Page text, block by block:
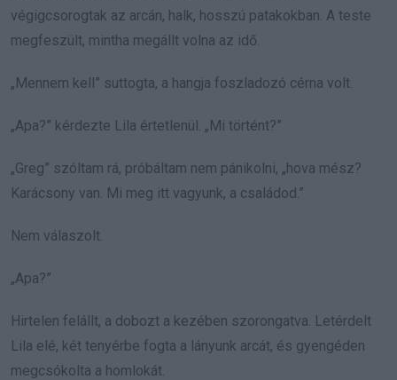
végigcsorogtak az arcán, halk, hosszú patakokban. A teste
megfeszült, mintha megállt volna az idő.
„Men­nem kell” suttogta, a hangja foszladozó cérna volt.
„Apa?” kérdezte Lila értetlenül. „Mi történt?”
„Greg” szóltam rá, próbáltam nem pánikolni, „hova mész?
Karácsony van. Mi meg itt vagyunk, a családod.”
Nem válaszolt.
„Apa?”
Hirtelen felállt, a dobozt a kezében szorongatva. Letérdelt
Lila elé, két tenyérbe fogta a lányunk arcát, és gyengéden
megcsókolta a homlokát.